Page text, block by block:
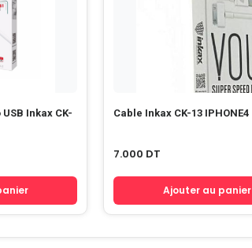
Inkax CK-
Cable Inkax CK-13 IPHONE4
7.000 DT
Ajouter au panier